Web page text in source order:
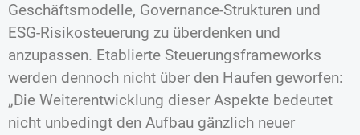
Geschäftsmodelle, Governance-Strukturen und
ESG-Risikosteuerung zu überdenken und
anzupassen. Etablierte Steuerungsframeworks
werden dennoch nicht über den Haufen geworfen:
„Die Weiterentwicklung dieser Aspekte bedeutet
nicht unbedingt den Aufbau gänzlich neuer